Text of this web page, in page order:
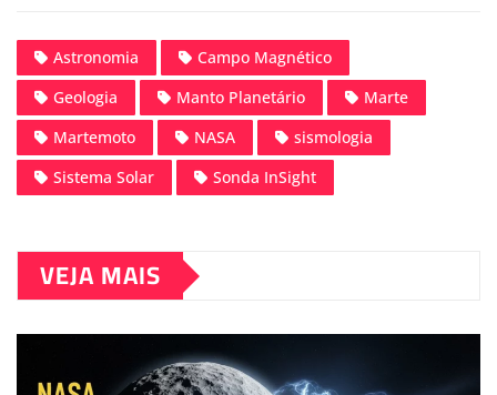
Astronomia
Campo Magnético
Geologia
Manto Planetário
Marte
Martemoto
NASA
sismologia
Sistema Solar
Sonda InSight
VEJA MAIS